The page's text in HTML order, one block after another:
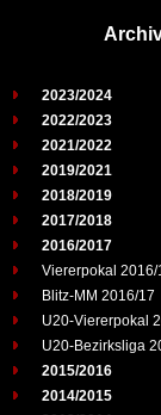
2023/2024
2022/2023
2021/2022
2019/2021
2018/2019
2017/2018
2016/2017
Viererpokal 2016/
Blitz-MM 2016/17
U20-Viererpokal
U20-Bezirksliga
2015/2016
2014/2015